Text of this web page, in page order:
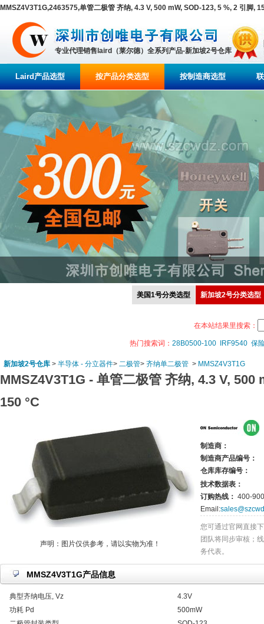
MMSZ4V3T1G,2463575,单管二极管 齐纳, 4.3 V, 500 mW, SOD-123, 5 %, 2 引脚,
专业代理销售laird（莱尔德）全系列产品-新加坡2号仓库
Laird产品选型 按产品分类选型 按制造商选型
美国1号分类选型 新加坡2号分类选型
在本站结果里搜索：
热门搜索词： 28B0500-100 IRF9540 保
新加坡2号仓库 > 半导体 - 分立器件> 二极管> 齐纳单二极管 > MMSZ4V3T1G
MMSZ4V3T1G - 单管二极管 齐纳, 4.3 V, 500
150 °C
声明：图片仅供参考，请以实物为准！
制造商：
制造商产品编号：
仓库库存编号：
技术数据表：
订购热线： 400-
Email:
您可通过官网直接
团队将同步审核；
务代表。
MMSZ4V3T1G产品信息
典型齐纳电压, Vz
4.3V
功耗 Pd
500mW